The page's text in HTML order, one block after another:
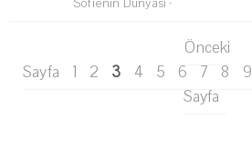
Sofienin Dünyası ·
Önceki
Sayfa
1 2 3 4 5 6 7 8 9
Sayfa